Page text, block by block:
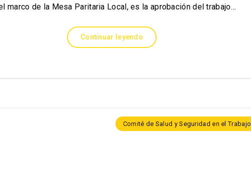
marco de la Mesa Paritaria Local, es la aprobación del trabajo…
Continuar leyendo
Comité de Salud y Seguridad en el Trabajo